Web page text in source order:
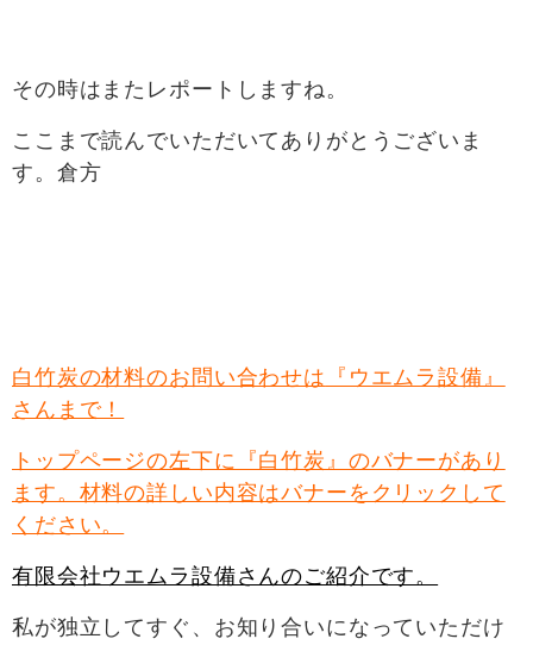
その時はまたレポートしますね。
ここまで読んでいただいてありがとうございま
す。倉方
白竹炭の材料のお問い合わせは 『ウエムラ設備』
さんまで！
トップページの左下に『白竹炭』のバナーがあり
ます。材料の詳しい内容はバナーをクリックして
ください。
有限会社ウエムラ設備さんのご紹介です。
私が独立してすぐ、お知り合いになっていただけ